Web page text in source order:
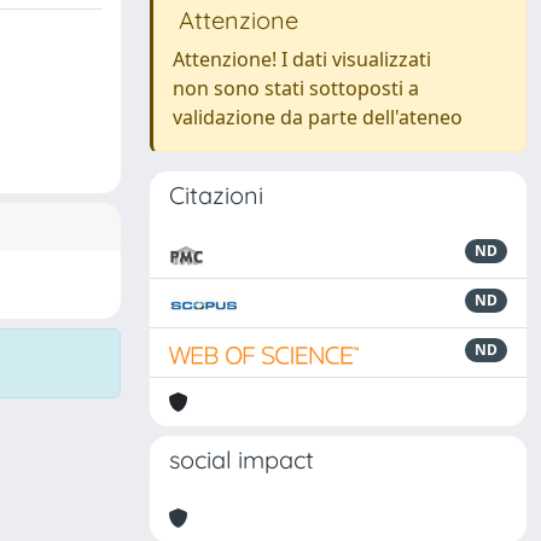
Attenzione
Attenzione! I dati visualizzati
non sono stati sottoposti a
validazione da parte dell'ateneo
Citazioni
ND
ND
ND
social impact